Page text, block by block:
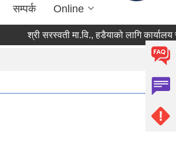
सम्पर्क Online
श्री सरस्वती मा.वि., हडैयाको लागि कार्यालय